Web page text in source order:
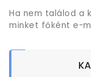
Ha nem találod a
minket főként e-